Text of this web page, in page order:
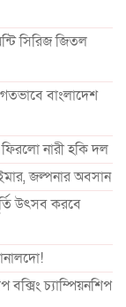
সিরিজ জিতল
বাংলাদেশ
নারী হকি দল
জল্পনার অবসান
উৎসব করবে
চ্যাম্পিয়নশিপ